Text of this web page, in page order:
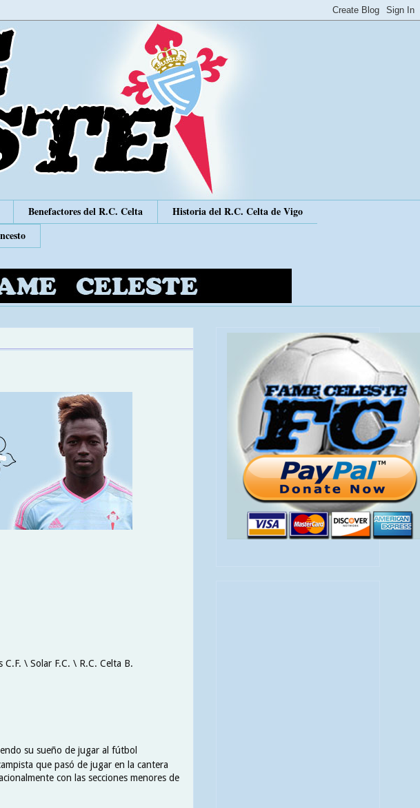
Benefactores del R.C. Celta
Historia del R.C. Celta de Vigo
\ Solar F.C. \ R.C. Celta B.
su sueño de jugar al fútbol
que pasó de jugar en la cantera
con las secciones menores de